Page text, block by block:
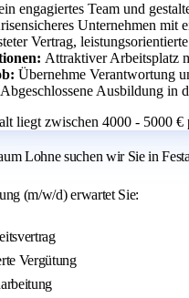
engagiertes Team und
Unternehmen mit
Vertrag,
Attraktiver Arbeitsplatz
Übernehme Verantwortung
Abgeschlossene Ausbildung in
liegt zwischen 4000 - 5000 €
Lohne suchen wir Sie in
(m/w/d) erwartet Sie:
Vergütung